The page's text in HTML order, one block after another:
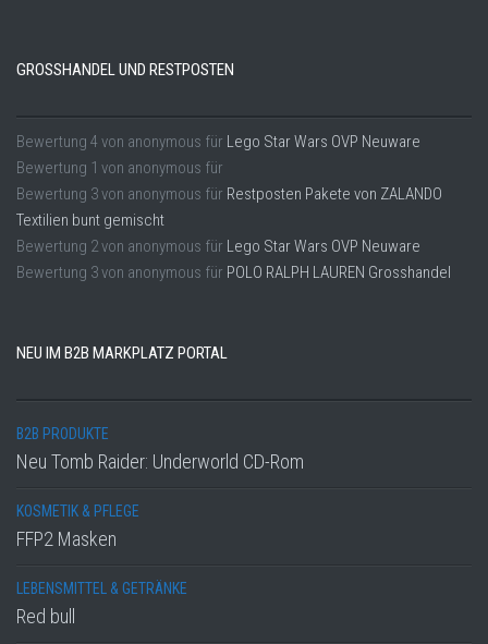
GROSSHANDEL UND RESTPOSTEN
Bewertung 4 von anonymous für Lego Star Wars OVP Neuware
Bewertung 1 von anonymous für
Bewertung 3von anonymous für Restposten Pakete von ZALANDO
Textilien bunt gemischt
Bewertung 2von anonymous für Lego Star Wars OVP Neuware
Bewertung 3von anonymous für POLO RALPH LAUREN Grosshandel
NEU IM B2B MARKPLATZ PORTAL
B2B PRODUKTE
Neu Tomb Raider: Underworld CD-Rom
KOSMETIK & PFLEGE
FFP2 Masken
LEBENSMITTEL & GETRÄNKE
Red bull